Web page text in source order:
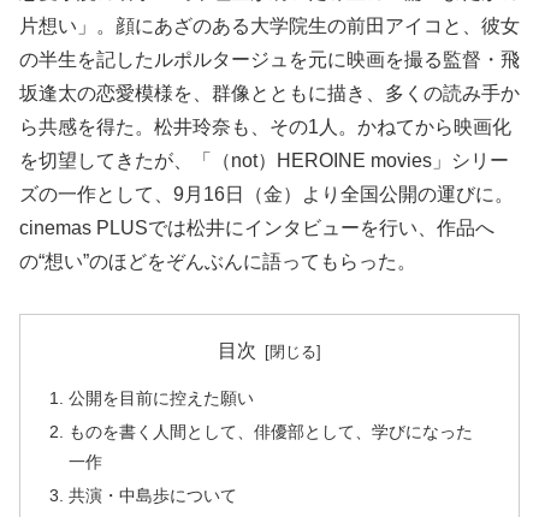
片想い」。顔にあざのある大学院生の前田アイコと、彼女
の半生を記したルポルタージュを元に映画を撮る監督・飛
坂逢太の恋愛模様を、群像とともに描き、多くの読み手か
ら共感を得た。松井玲奈も、その1人。かねてから映画化
を切望してきたが、「（not）HEROINE movies」シリー
ズの一作として、9月16日（金）より全国公開の運びに。
cinemas PLUSでは松井にインタビューを行い、作品へ
の“想い”のほどをぞんぶんに語ってもらった。
目次
公開を目前に控えた願い
ものを書く人間として、俳優部として、学びになった
一作
共演・中島歩について